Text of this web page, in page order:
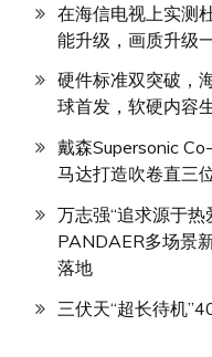
在海信电视上实测
能升级，画质升级
硬件标准双突破，
球首发，软硬内容
戴森Supersonic
马达打造吹卷直三
万志强“追求源于热
PANDAER多场景
落地
三伏天“超长待机